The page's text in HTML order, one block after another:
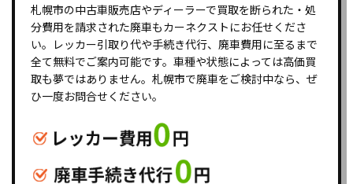
札幌市の中古車販売店やディーラーで買取を断られた・処
分費用を請求された廃車もカーネクストにお任せくださ
い。レッカー引取り代や手続き代行、廃車費用に至るまで
全て無料でご案内可能です。車種や状態によっては高価買
取も夢ではありません。札幌市で廃車をご検討中なら、ぜ
ひ一度お問合せください。